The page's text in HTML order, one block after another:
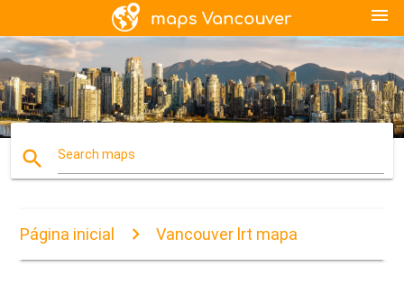
menu
search Search maps
Página inicial Vancouver lrt mapa